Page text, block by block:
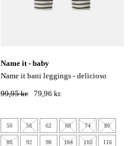
name it - baby
name it bani leggings - delicioso
99,95 kr. 79,96 kr.
50 56 62 68 74 80
86 92 98 104 110 116